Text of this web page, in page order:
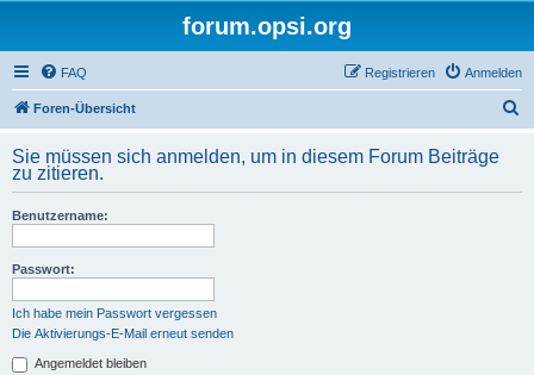
forum.opsi.org
FAQ Anmelden
Registrieren
Foren-Übersicht
h
Sie müssen sich anmelden, um in diesem Forum Beiträge
zu zitieren.
Benutzername:
Passwort:
Ich habe mein Passwort vergessen
Die Aktivierungs-E-Mail erneut senden
Angemeldet bleiben